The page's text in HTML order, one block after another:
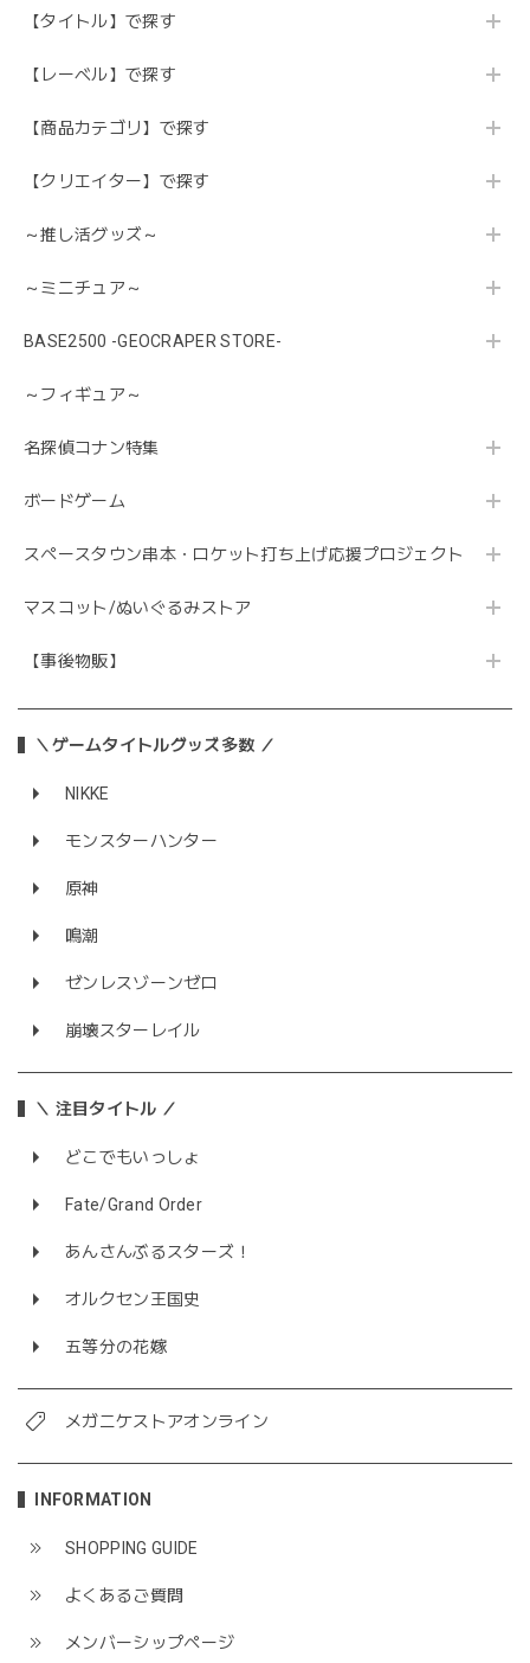
【タイトル】で探す
【レーベル】で探す
【商品カテゴリ】で探す
【クリエイター】で探す
～推し活グッズ～
～ミニチュア～
BASE2500 -GEOCRAPER STORE-
～フィギュア～
名探偵コナン特集
ボードゲーム
スペースタウン串本・ロケット打ち上げ応援プロジェクト
マスコット/ぬいぐるみストア
【事後物販】
＼ゲームタイトルグッズ多数 ／
NIKKE
モンスターハンター
原神
鳴潮
ゼンレスゾーンゼロ
崩壊スターレイル
＼ 注目タイトル ／
どこでもいっしょ
Fate/Grand Order
あんさんぶるスターズ！
オルクセン王国史
五等分の花嫁
メガニケストアオンライン
INFORMATION
SHOPPING GUIDE
よくあるご質問
メンバーシップページ